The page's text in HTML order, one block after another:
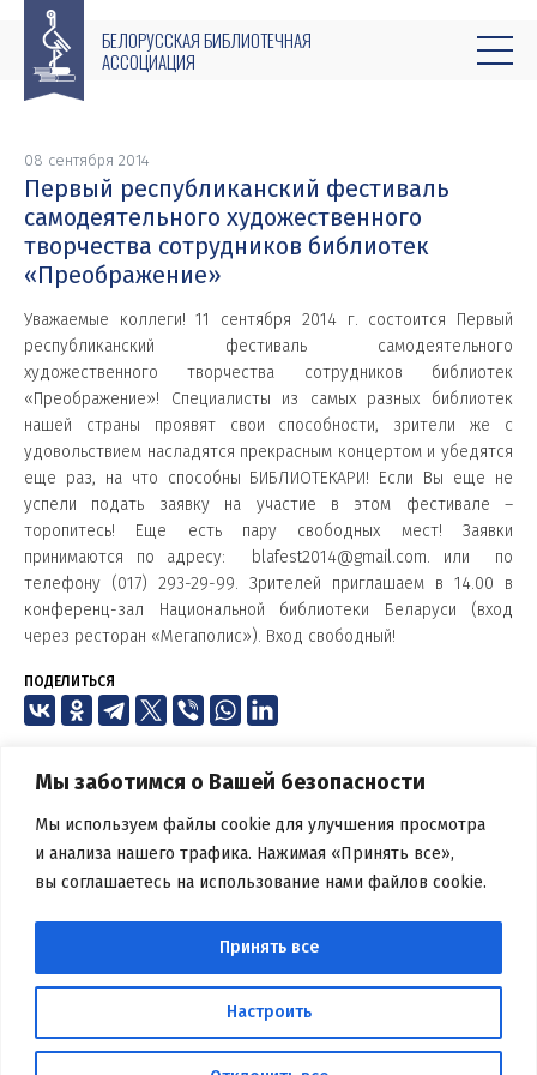
Мы заботимся о Вашей безопасности
Мы используем файлы cookie для улучшения просмотра
и анализа нашего трафика. Нажимая «Принять все»,
вы соглашаетесь на использование нами файлов cookie.
Настроить
Принять все
БЕЛОРУССКАЯ БИБЛИОТЕЧНАЯ
АССОЦИАЦИЯ
08 сентября 2014
Первый республиканский фестиваль
самодеятельного художественного
творчества сотрудников библиотек
«Преображение»
Уважаемые коллеги!11 сентября 2014 г. состоится Первый
республиканский фестиваль самодеятельного
художественного творчества сотрудников библиотек
«Преображение»! Специалисты из самых разных библиотек
нашей страны проявят свои способности, зрители же с
удовольствием насладятся прекрасным концертом и убедятся
еще раз, на что способны БИБЛИОТЕКАРИ! Если Вы еще не
успели подать заявку на участие в этом фестивале –
торопитесь! Еще есть пару свободных мест! Заявки
принимаются по адресу: blafest2014@gmail.com. или по
телефону (017) 293-29-99. Зрителей приглашаем в 14.00 в
конференц-зал Национальной библиотеки Беларуси (вход
через ресторан «Мегаполис»). Вход свободный!
ПОДЕЛИТЬСЯ
БЕЛОРУССКАЯ БИБЛИОТЕЧНАЯ
Вся информация, размещенная на данном веб-сайте,
подлежит дальнейшему воспроизведению и/или
распространению в какой-либо форме, иначе как с письменного
разрешения